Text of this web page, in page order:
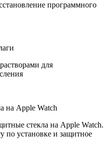
программного
для
на Apple Watch
стекла на Apple Watch.
по установке и защитное